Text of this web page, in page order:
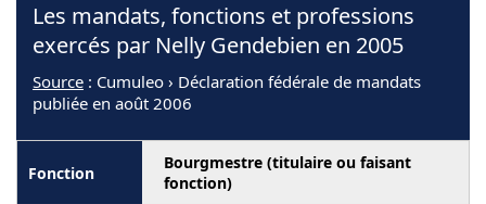
Les mandats, fonctions et professions
exercés par Nelly Gendebien en 2005
Source : Cumuleo › Déclaration fédérale de mandats
publiée en août 2006
Bourgmestre (titulaire ou faisant
fonction)